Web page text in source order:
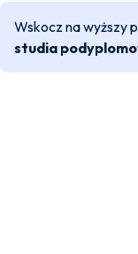
Wskocz na wyższy
studia